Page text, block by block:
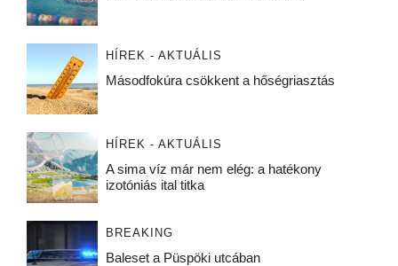
HÍREK - AKTUÁLIS
Másodfokúra csökkent a hőségriasztás
HÍREK - AKTUÁLIS
A sima víz már nem elég: a hatékony
izotóniás ital titka
BREAKING
Baleset a Püspöki utcában